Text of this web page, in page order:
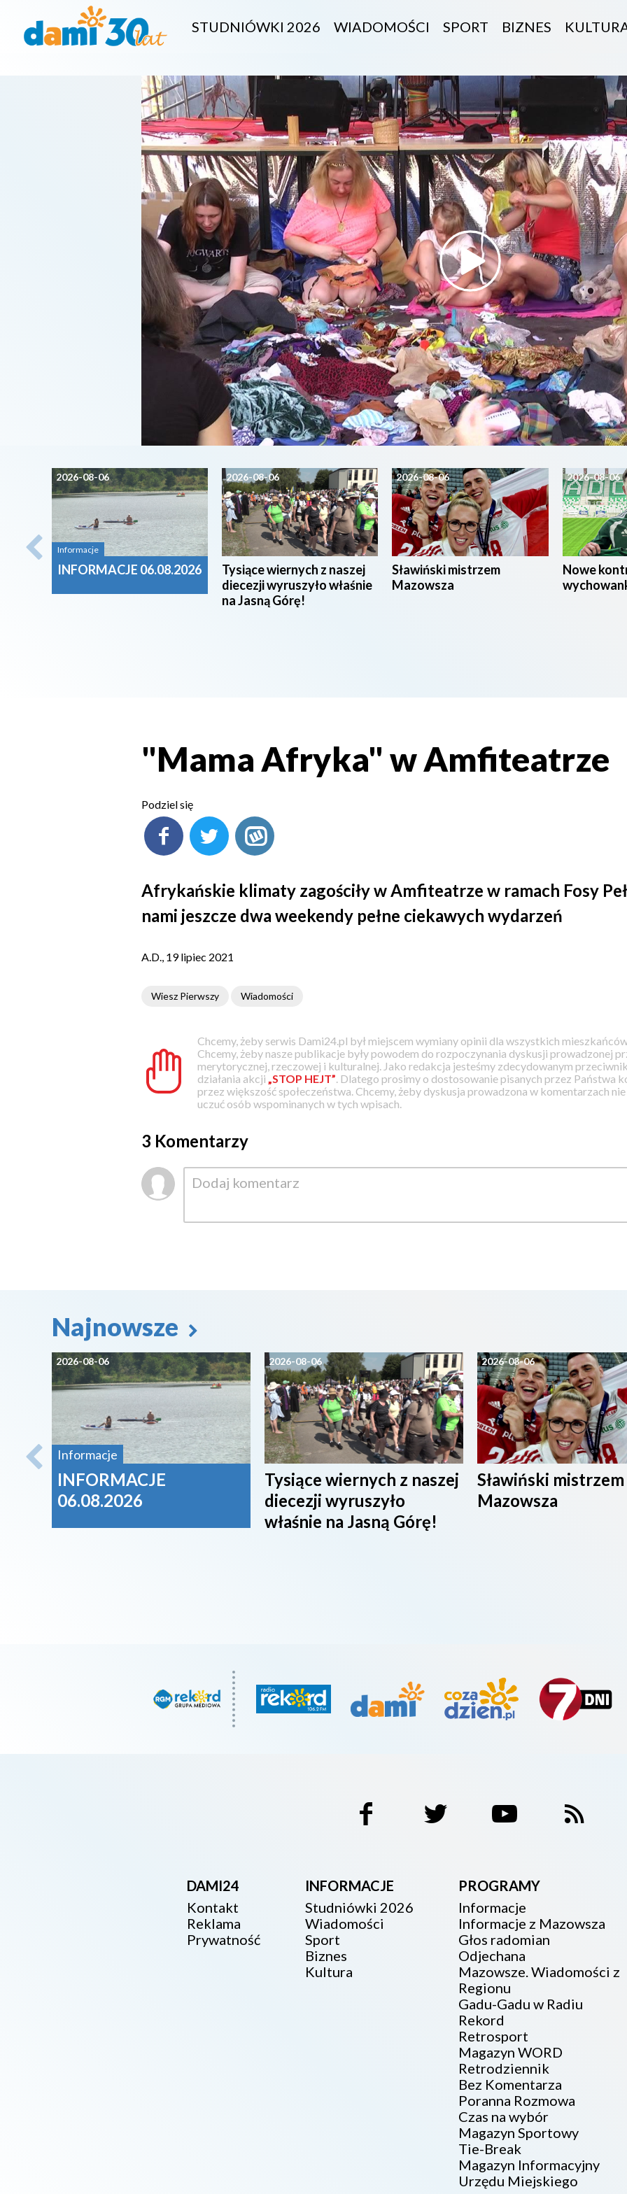
STUDNIÓWKI 2026 WIADOMOŚCI SPORT BIZNES
2026-08-06
Informacje
INFORMACJE 06.08.2026
2026-08-06
Tysiące wiernych z naszej
diecezji wyruszyło właśnie
na Jasną Górę!
2026-08-06
Sławiński mistrzem
Mazowsza
2026-08-06
Nowe
"Mama Afryka" w Amfiteatrze
Podziel się
Afrykańskie klimaty zagościły w Amfiteatrze w ramach Fosy
nami jeszcze dwa weekendy pełne ciekawych wydarzeń
A.D., 19 lipiec 2021
Wiesz Pierwszy Wiadomości
Chcemy, żeby serwis Dami24.pl był miejscem wymiany opinii dla wszystkich
Chcemy, żeby nasze publikacje były powodem do rozpoczynania dyskusji prowadzonej
merytorycznej, rzeczowej i kulturalnej. Jako redakcja jesteśmy zdecydowanym
działania akcji „STOP HEJT” . Dlatego prosimy o dostosowanie pisanych przez Państwa
przez większość społeczeństwa. Chcemy, żeby dyskusja prowadzona w komentarzach
uczuć osób wspominanych w tych wpisach.
3 Komentarzy
Najnowsze
2026-08-06
Informacje
INFORMACJE
06.08.2026
2026-08-06
Tysiące wiernych z naszej
diecezji wyruszyło
właśnie na Jasną Górę!
2026-08-06
Sławiński mistrzem
Mazowsza
DAMI24
Kontakt
Reklama
Prywatność
INFORMACJE
Studniówki 2026
Wiadomości
Sport
Biznes
Kultura
PROGRAMY
Informacje
Informacje z Mazowsza
Głos radomian
Odjechana
Mazowsze. Wiadomości z
Regionu
Gadu-Gadu w Radiu
Rekord
Retrosport
Magazyn WORD
Retrodziennik
Bez Komentarza
Poranna Rozmowa
Czas na wybór
Magazyn Sportowy
Tie-Break
Magazyn Informacyjny
Urzędu Miejskiego